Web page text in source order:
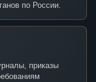
по России.
приказы